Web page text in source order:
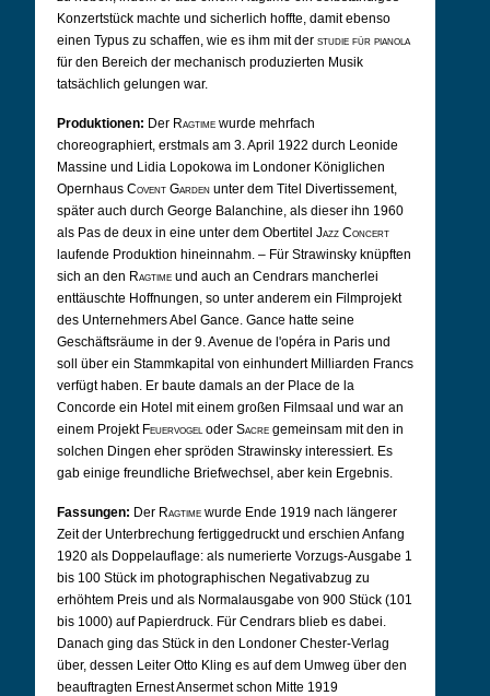
Konzertstück machte und sicherlich hoffte, damit ebenso
einen Typus zu schaffen, wie es ihm mit der studie für pianola
für den Bereich der mechanisch produzierten Musik
tatsächlich gelungen war.
Produktionen: Der Ragtime wurde mehrfach
choreographiert, erstmals am 3. April 1922 durch Leonide
Massine und Lidia Lopokowa im Londoner Königlichen
Opernhaus Covent Garden unter dem Titel Divertissement,
später auch durch George Balanchine, als dieser ihn 1960
als Pas de deux in eine unter dem Obertitel Jazz Concert
laufende Produktion hineinnahm. – Für Strawinsky knüpften
sich an den Ragtime und auch an Cendrars mancherlei
enttäuschte Hoffnungen, so unter anderem ein Filmprojekt
des Unternehmers Abel Gance. Gance hatte seine
Geschäftsräume in der 9. Avenue de l'opéra in Paris und
soll über ein Stammkapital von einhundert Milliarden Francs
verfügt haben. Er baute damals an der Place de la
Concorde ein Hotel mit einem großen Filmsaal und war an
einem Projekt Feuervogeloder Sacre gemeinsam mit den in
solchen Dingen eher spröden Strawinsky interessiert. Es
gab einige freundliche Briefwechsel, aber kein Ergebnis.
Fassungen: Der Ragtime wurde Ende 1919 nach längerer
Zeit der Unterbrechung fertiggedruckt und erschien Anfang
1920 als Doppelauflage: als numerierte Vorzugs-Ausgabe 1
bis 100 Stück im photographischen Negativabzug zu
erhöhtem Preis und als Normalausgabe von 900 Stück (101
bis 1000) auf Papierdruck. Für Cendrars blieb es dabei.
Danach ging das Stück in den Londoner Chester-Verlag
über, dessen Leiter Otto Kling es auf dem Umweg über den
beauftragten Ernest Ansermet schon Mitte 1919